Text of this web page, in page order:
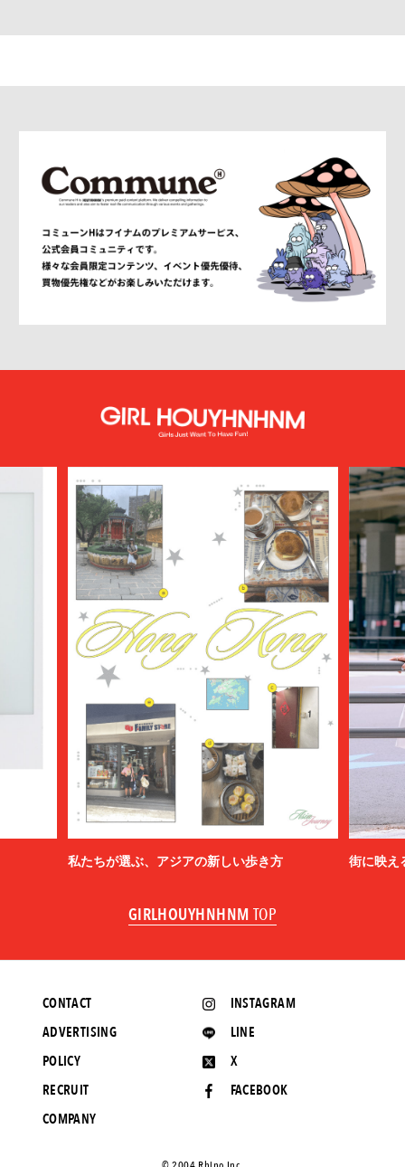
私たちが選ぶ、アジアの新しい歩き方 街に映え
GIRLHOUYHNHNM TOP
INSTAGRAM
LINE
X
FACEBOOK
CONTACT
ADVERTISING
POLICY
RECRUIT
COMPANY